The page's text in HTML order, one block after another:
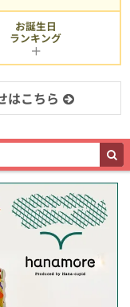
お誕生日
ランキング
はこちら